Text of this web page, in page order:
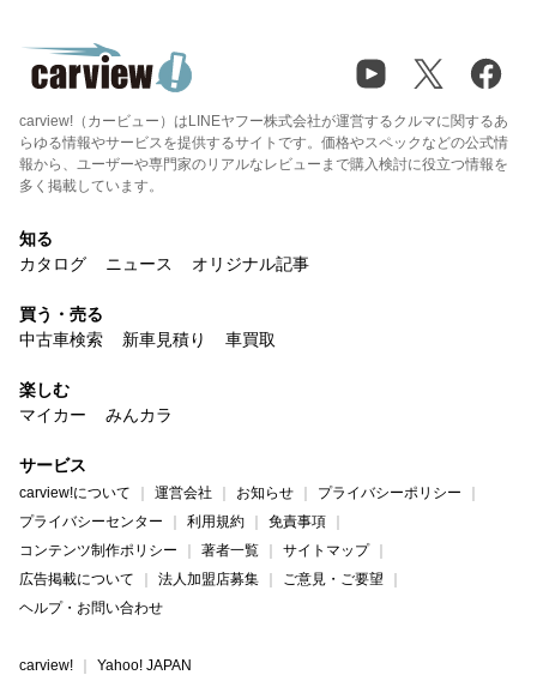
carview!（カービュー）はLINEヤフー株式会社が運営するクルマに関するあ
らゆる情報やサービスを提供するサイトです。価格やスペックなどの公式情
報から、ユーザーや専門家のリアルなレビューまで購入検討に役立つ情報を
多く掲載しています。
知る
カタログ
ニュース オリジナル記事
買う・売る
中古車検索
新車見積り 車買取
楽しむ
マイカー
みんカラ
サービス
carview!について 運営会社 お知らせ
プライバシーポリシー
プライバシーセンター
利用規約
免責事項
コンテンツ制作ポリシー
著者一覧
サイトマップ
広告掲載について
法人加盟店募集
ご意見・ご要望
ヘルプ・お問い合わせ
carview! Yahoo! JAPAN